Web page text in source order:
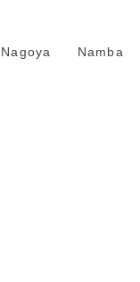
Nagoya Namba